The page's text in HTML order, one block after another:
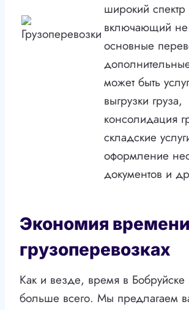
широкий спектр
включающий не
основные
может быть
выгрузки груза,
консолидация
складские
оформление
документов и
Экономия
грузоперевозках
Как и везде, время в Бобруйске
больше всего. Мы предлагаем